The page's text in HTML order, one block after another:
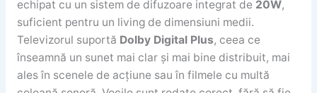
echipat cu un sistem de difuzoare integrat de 20W,
suficient pentru un living de dimensiuni medii.
Televizorul suportă Dolby Digital Plus, ceea ce
înseamnă un sunet mai clar și mai bine distribuit, mai
ales în scenele de acțiune sau în filmele cu multă